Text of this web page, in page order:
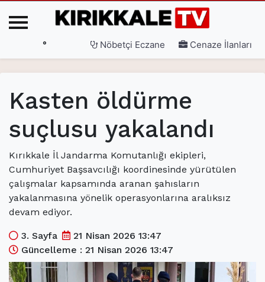
3. Sayfa(current)
Gündem (current)
Siyaset (current)
(current)
Ekonomi(current)
Sağlık(current)
Kültür Sanat (current)
° Nöbetçi Eczane Cenaze İlanları
Kasten öldürme
suçlusu yakalandı
Kırıkkale İl Jandarma Komutanlığı ekipleri,
Cumhuriyet Başsavcılığı koordinesinde yürütülen
çalışmalar kapsamında aranan şahısların
yakalanmasına yönelik operasyonlarına aralıksız
devam ediyor.
3. Sayfa
21 Nisan 2026 13:47
Güncelleme : 21 Nisan 2026 13:47